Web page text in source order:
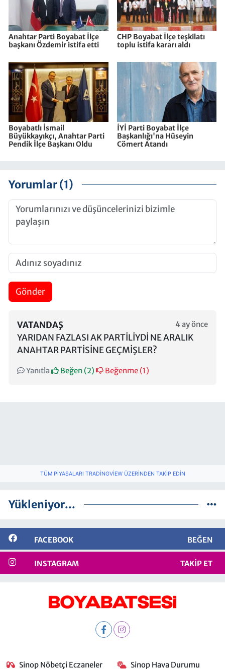
Anahtar Parti Boyabat İlçe
başkanı Özdemir istifa etti
CHP Boyabat İlçe teşkilatı
toplu istifa kararı aldı
Boyabatlı İsmail
Büyükkayıkçı, Anahtar Parti
Pendik İlçe Başkanı Oldu
İYİ Parti Boyabat İlçe
Başkanlığı'na Hüseyin
Cömert Atandı
Yorumlar (1)
Gönder
VATANDAŞ 4 ay önce
YARIDAN FAZLASI AK PARTİLİYDİ NE ARALIK
ANAHTAR PARTİSİNE GEÇMİŞLER?
Yanıtla Beğen (2) Beğenme (1)
TÜM PIYASALARI TRADINGVIEW ÜZERINDEN TAKIP EDIN
Yükleniyor...
FACEBOOK BEĞEN
INSTAGRAM TAKIP ET
Sinop Nöbetçi Eczaneler Sinop Hava Durumu